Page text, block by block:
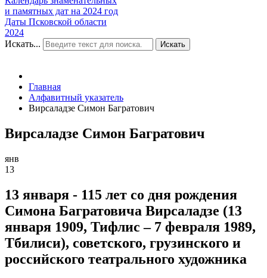
и памятных дат на 2024 год
Даты Псковской области
2024
Искать...
Искать
Главная
Алфавитный указатель
Вирсаладзе Симон Багратович
Вирсаладзе Симон Багратович
янв
13
13 января - 115 лет со дня рождения
Симона Багратовича Вирсаладзе (13
января 1909, Тифлис – 7 февраля 1989,
Тбилиси), советского, грузинского и
российского театрального художника